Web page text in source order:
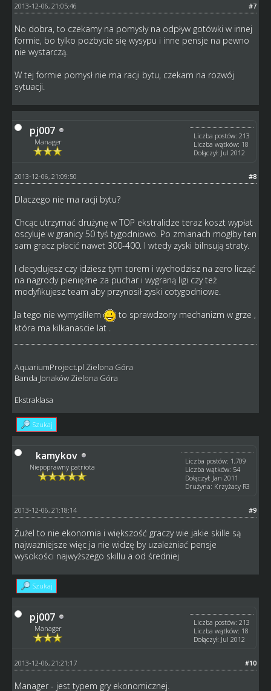
#7
2013-12-06, 21:05:46
No dobra, to czekamy na pomysły na odpływ gotówki w innej
formie, bo tylko pozbycie się wysypu i inne pensje na pewno
nie wystarczą.
W tej formie pomysł nie ma racji bytu, czekam na rozwój
sytuacji.
pj007
Manager
Liczba postów: 213
Liczba wątków: 18
Dołączył: Jul 2012
#8
2013-12-06, 21:09:50
Dlaczego nie ma racji bytu?
Chcąc utrzymać drużynę w TOP ekstralidze teraz koszt wypłat
oscyluje w granicy 50 tyś tygodniowo. Po zmianach mogłby ten
sam gracz płacić nawet 300-400. I wtedy zyski bilnsują straty.
I decydujesz czy idziesz tym torem i wychodzisz na zero licząć
na nagrody pieniężne za puchar i wygraną ligi czy też
modyfikujesz team aby przynosił zyski cotygodniowe.
Ja tego nie wymysliłem
to sprawdzony mechanizm w grze ,
która ma kilkanascie lat .
AquariumProject.pl Zielona Góra
Banda Jonaków Zielona Góra
Ekstraklasa
Szukaj
kamykov
Niepoprawny patriota
Liczba postów: 1,709
Liczba wątków: 54
Dołączył: Jan 2011
Drużyna: Krzyżacy R3
#9
2013-12-06, 21:18:14
Żużel to nie ekonomia i większość graczy wie jakie skille są
najważniejsze więc ja nie widzę by uzależniać pensje
wysokości najwyższego skillu a od średniej
Szukaj
pj007
Manager
Liczba postów: 213
Liczba wątków: 18
Dołączył: Jul 2012
#10
2013-12-06, 21:21:17
Manager - jest typem gry ekonomicznej.